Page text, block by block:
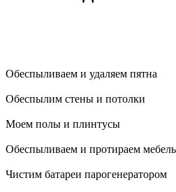
Обеспыливаем и удаляем пятна
Обеспылим стены и потолки
Моем полы и плинтусы
Обеспыливаем и протираем мебель
Чистим батареи парогенератором